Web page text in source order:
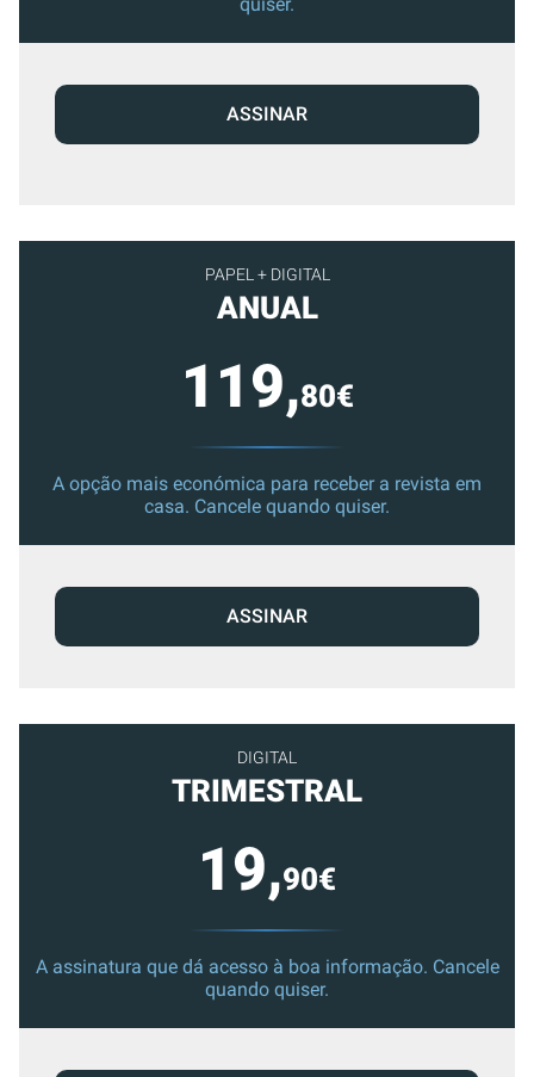
PAPEL + DIGITAL
ANUAL
119,80€
A opção mais económica para receber a revista em
casa. Cancele quando quiser.
ASSINAR
DIGITAL
TRIMESTRAL
19,90€
A assinatura que dá acesso à boa informação. Cancele
quando quiser.
quiser.
ASSINAR